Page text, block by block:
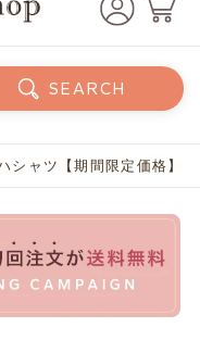
SEARCH
シャツ【期間限定価格】